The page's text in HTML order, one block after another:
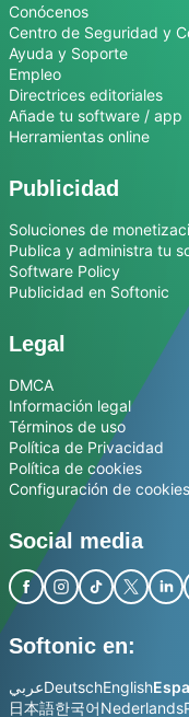
Conócenos
Centro de Seguridad y
Ayuda y Soporte
Empleo
Directrices editoriales
Añade tu software / app
Herramientas online
Publicidad
Soluciones de
Publica y administra tu
Software Policy
Publicidad en Softonic
Legal
DMCA
Información legal
Términos de uso
Política de Privacidad
Política de cookies
Configuración de cookies
Social media
Softonic en:
عربيDeutschEnglish
日本語한국어Nederlands